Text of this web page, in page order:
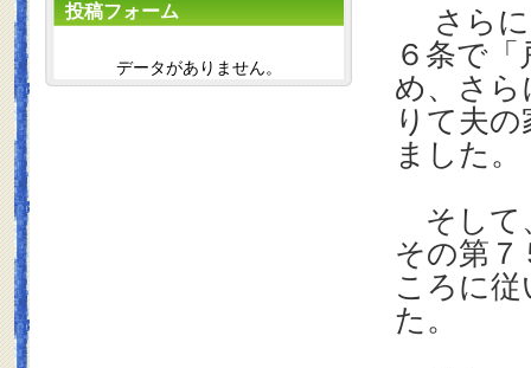
さらに
６条で
め、さら
りて夫
ました。
そして
その第７
ころに
た。
投稿フォーム
データがありません。